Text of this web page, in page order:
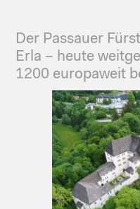
Der Passauer
Erla – heute
1200 europaweit